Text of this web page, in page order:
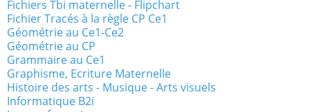
Fichiers Tbi maternelle - Flipchart
Fichier Tracés à la règle CP Ce1
Géométrie au Ce1-Ce2
Géométrie au CP
Grammaire au Ce1
Graphisme, Ecriture Maternelle
Histoire des arts - Musique - Arts visuels
Informatique B2i